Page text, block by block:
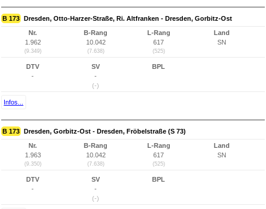
B 173 Dresden, Otto-Harzer-Straße, Ri. Altfranken - Dresden, Gorbitz-Ost
Nr.
1.962
(9.349)
B-Rang
10.042
(7.638)
L-Rang
617
(525)
Land
SN
DTV
-
SV
-
(-)
BPL
Infos...
B 173 Dresden, Gorbitz-Ost - Dresden, Fröbelstraße (S 73)
Nr.
1.963
(9.350)
B-Rang
10.042
(7.638)
L-Rang
617
(525)
Land
SN
DTV
-
SV
-
(-)
BPL